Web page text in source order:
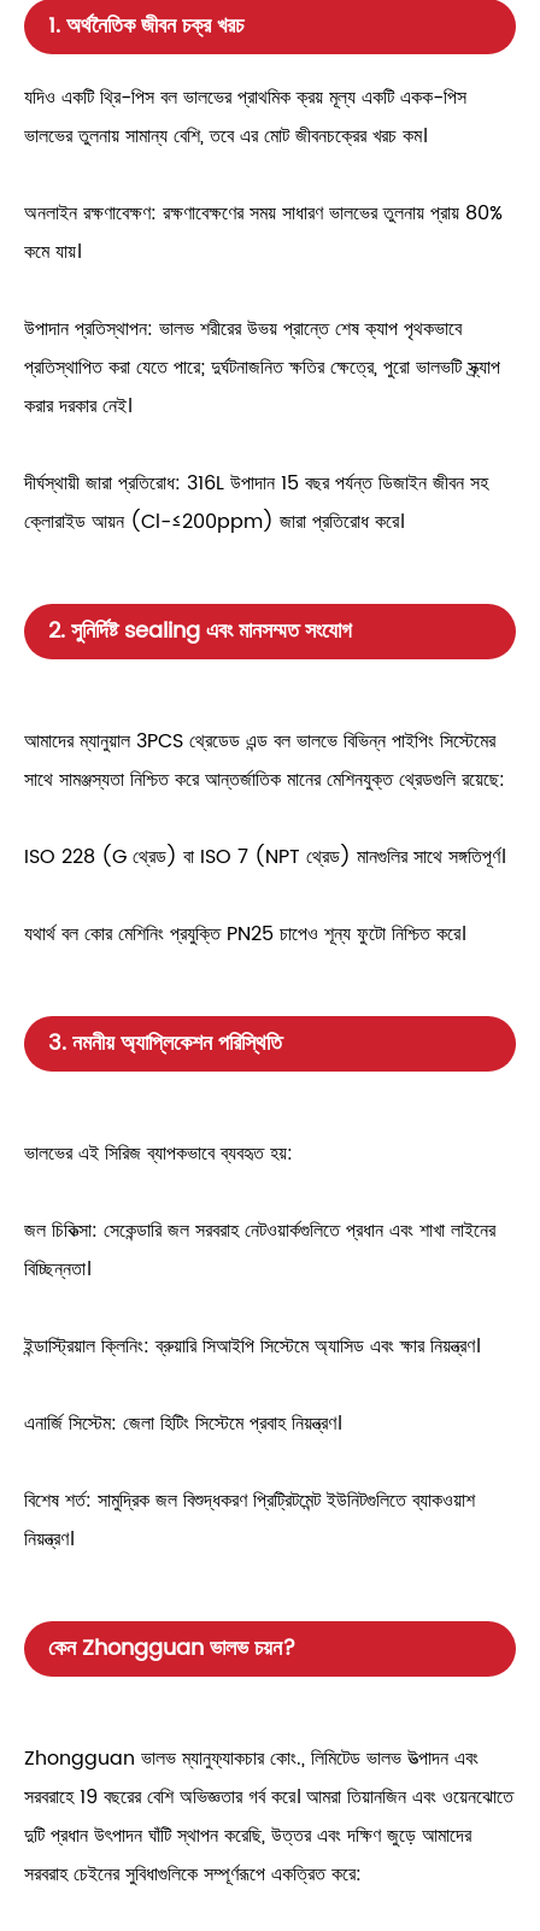
1. অর্থনৈতিক জীবন চক্র খরচ
যদিও একটি থ্রি-পিস বল ভালভের প্রাথমিক ক্রয় মূল্য একটি একক-পিস
ভালভের তুলনায় সামান্য বেশি, তবে এর মোট জীবনচক্রের খরচ কম।
অনলাইন রক্ষণাবেক্ষণ: রক্ষণাবেক্ষণের সময় সাধারণ ভালভের তুলনায় প্রায় 80%
কমে যায়।
উপাদান প্রতিস্থাপন: ভালভ শরীরের উভয় প্রান্তে শেষ ক্যাপ পৃথকভাবে
প্রতিস্থাপিত করা যেতে পারে; দুর্ঘটনাজনিত ক্ষতির ক্ষেত্রে, পুরো ভালভটি স্ক্র্যাপ
করার দরকার নেই।
দীর্ঘস্থায়ী জারা প্রতিরোধ: 316L উপাদান 15 বছর পর্যন্ত ডিজাইন জীবন সহ
ক্লোরাইড আয়ন (Cl-≤200ppm) জারা প্রতিরোধ করে।
2. সুনির্দিষ্ট sealing এবং মানসম্মত সংযোগ
আমাদের ম্যানুয়াল 3PCS থ্রেডেড এন্ড বল ভালভে বিভিন্ন পাইপিং সিস্টেমের
সাথে সামঞ্জস্যতা নিশ্চিত করে আন্তর্জাতিক মানের মেশিনযুক্ত থ্রেডগুলি রয়েছে:
ISO 228 (G থ্রেড) বা ISO 7 (NPT থ্রেড) মানগুলির সাথে সঙ্গতিপূর্ণ।
যথার্থ বল কোর মেশিনিং প্রযুক্তি PN25 চাপেও শূন্য ফুটো নিশ্চিত করে।
3. নমনীয় অ্যাপ্লিকেশন পরিস্থিতি
ভালভের এই সিরিজ ব্যাপকভাবে ব্যবহৃত হয়:
জল চিকিত্সা: সেকেন্ডারি জল সরবরাহ নেটওয়ার্কগুলিতে প্রধান এবং শাখা লাইনের
বিচ্ছিন্নতা।
ইন্ডাস্ট্রিয়াল ক্লিনিং: ব্রুয়ারি সিআইপি সিস্টেমে অ্যাসিড এবং ক্ষার নিয়ন্ত্রণ।
এনার্জি সিস্টেম: জেলা হিটিং সিস্টেমে প্রবাহ নিয়ন্ত্রণ।
বিশেষ শর্ত: সামুদ্রিক জল বিশুদ্ধকরণ প্রিট্রিটমেন্ট ইউনিটগুলিতে ব্যাকওয়াশ
নিয়ন্ত্রণ।
কেন Zhongguan ভালভ চয়ন?
Zhongguan ভালভ ম্যানুফ্যাকচার কোং., লিমিটেড ভালভ উত্পাদন এবং
সরবরাহে 19 বছরের বেশি অভিজ্ঞতার গর্ব করে। আমরা তিয়ানজিন এবং ওয়েনঝোতে
দুটি প্রধান উৎপাদন ঘাঁটি স্থাপন করেছি, উত্তর এবং দক্ষিণ জুড়ে আমাদের
সরবরাহ চেইনের সুবিধাগুলিকে সম্পূর্ণরূপে একত্রিত করে: